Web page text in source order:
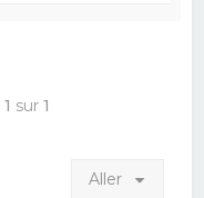
1 sur 1
Aller